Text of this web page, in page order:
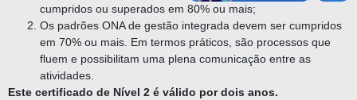
cumpridos ou superados em 80% ou mais;
Os padrões ONA de gestão integrada devem ser cumpridos
em 70% ou mais. Em termos práticos, são processos que
fluem e possibilitam uma plena comunicação entre as
atividades.
Este certificado de Nível 2 é válido por dois anos.